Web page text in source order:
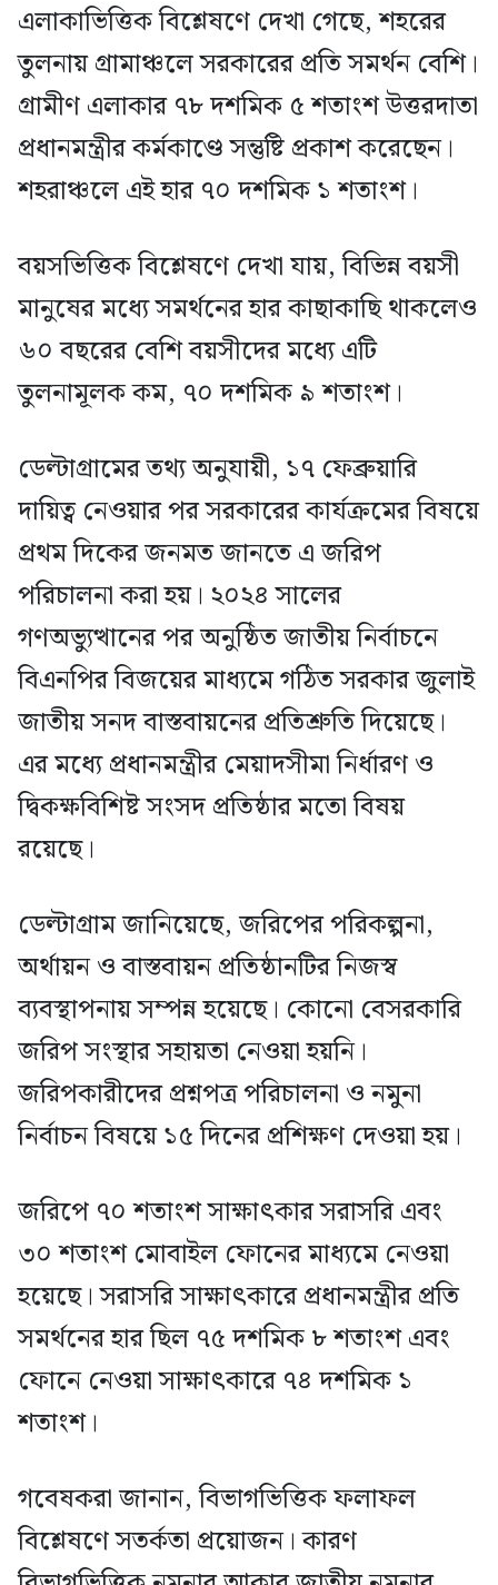
এলাকাভিত্তিক বিশ্লেষণে দেখা গেছে, শহরের
তুলনায় গ্রামাঞ্চলে সরকারের প্রতি সমর্থন বেশি।
গ্রামীণ এলাকার ৭৮ দশমিক ৫ শতাংশ উত্তরদাতা
প্রধানমন্ত্রীর কর্মকাণ্ডে সন্তুষ্টি প্রকাশ করেছেন।
শহরাঞ্চলে এই হার ৭০ দশমিক ১ শতাংশ।
বয়সভিত্তিক বিশ্লেষণে দেখা যায়, বিভিন্ন বয়সী
মানুষের মধ্যে সমর্থনের হার কাছাকাছি থাকলেও
৬০ বছরের বেশি বয়সীদের মধ্যে এটি
তুলনামূলক কম, ৭০ দশমিক ৯ শতাংশ।
ডেল্টাগ্রামের তথ্য অনুযায়ী, ১৭ ফেব্রুয়ারি
দায়িত্ব নেওয়ার পর সরকারের কার্যক্রমের বিষয়ে
প্রথম দিকের জনমত জানতে এ জরিপ
পরিচালনা করা হয়। ২০২৪ সালের
গণঅভ্যুত্থানের পর অনুষ্ঠিত জাতীয় নির্বাচনে
বিএনপির বিজয়ের মাধ্যমে গঠিত সরকার জুলাই
জাতীয় সনদ বাস্তবায়নের প্রতিশ্রুতি দিয়েছে।
এর মধ্যে প্রধানমন্ত্রীর মেয়াদসীমা নির্ধারণ ও
দ্বিকক্ষবিশিষ্ট সংসদ প্রতিষ্ঠার মতো বিষয়
রয়েছে।
ডেল্টাগ্রাম জানিয়েছে, জরিপের পরিকল্পনা,
অর্থায়ন ও বাস্তবায়ন প্রতিষ্ঠানটির নিজস্ব
ব্যবস্থাপনায় সম্পন্ন হয়েছে। কোনো বেসরকারি
জরিপ সংস্থার সহায়তা নেওয়া হয়নি।
জরিপকারীদের প্রশ্নপত্র পরিচালনা ও নমুনা
নির্বাচন বিষয়ে ১৫ দিনের প্রশিক্ষণ দেওয়া হয়।
জরিপে ৭০ শতাংশ সাক্ষাৎকার সরাসরি এবং
৩০ শতাংশ মোবাইল ফোনের মাধ্যমে নেওয়া
হয়েছে। সরাসরি সাক্ষাৎকারে প্রধানমন্ত্রীর প্রতি
সমর্থনের হার ছিল ৭৫ দশমিক ৮ শতাংশ এবং
ফোনে নেওয়া সাক্ষাৎকারে ৭৪ দশমিক ১
শতাংশ।
গবেষকরা জানান, বিভাগভিত্তিক ফলাফল
বিশ্লেষণে সতর্কতা প্রয়োজন। কারণ